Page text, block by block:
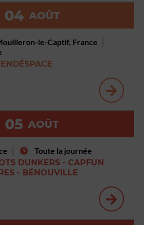
04 AOÛT
le-Captif, France
05 AOÛT
Toute la journée
DUNKERS - CAPFUN
- BÉNOUVILLE